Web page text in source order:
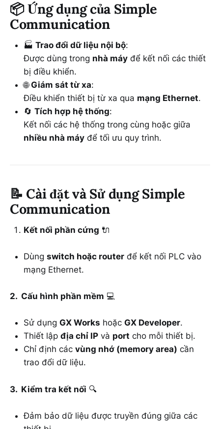
📦Ứng dụng của Simple
Communication
🏭 Trao đổi dữ liệu nội bộ:
Được dùng trong nhà máy để kết nối các thiết
bị điều khiển.
🌐Giám sát từ xa:
Điều khiển thiết bị từ xa qua mạng Ethernet.
🔄 Tích hợp hệ thống:
Kết nối các hệ thống trong cùng hoặc giữa
nhiều nhà máy để tối ưu quy trình.
📝 Cài đặt và Sử dụng Simple
Communication
Kết nối phần cứng 🔌
Dùng switch hoặc router để kết nối PLC vào
mạng Ethernet.
2. Cấu hình phần mềm 💻
Sử dụng GX Works hoặc GX Developer.
Thiết lập địa chỉ IP và port cho mỗi thiết bị.
Chỉ định các vùng nhớ (memory area) cần
trao đổi dữ liệu.
3. Kiểm tra kết nối 🔍
Đảm bảo dữ liệu được truyền đúng giữa các